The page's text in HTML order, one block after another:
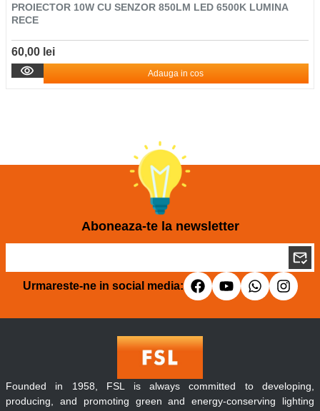
PROIECTOR 10W CU SENZOR 850LM LED 6500K LUMINA
RECE
60,00 lei
Adauga in cos
Aboneaza-te la newsletter
Urmareste-ne in social media:
Founded in 1958, FSL is always committed to developing,
producing, and promoting green and energy-conserving lighting